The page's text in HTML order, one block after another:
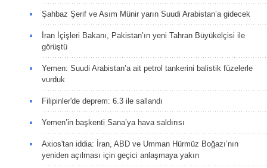
Şahbaz Şerif ve Asım Münir yarın Suudi Arabistan’a gidecek
İran İçişleri Bakanı, Pakistan’ın yeni Tahran Büyükelçisi ile
görüştü
Yemen: Suudi Arabistan’a ait petrol tankerini balistik füzelerle
vurduk
Filipinler'de deprem: 6.3 ile sallandı
Yemen’in başkenti Sana’ya hava saldırısı
Axios'tan iddia: İran, ABD ve Umman Hürmüz Boğazı’nın
yeniden açılması için geçici anlaşmaya yakın